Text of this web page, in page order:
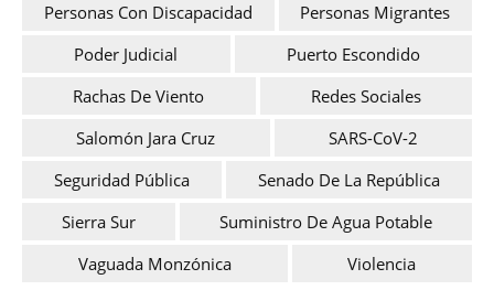
Personas Con Discapacidad
Personas Migrantes
Poder Judicial
Puerto Escondido
Rachas De Viento
Redes Sociales
Salomón Jara Cruz
SARS-CoV-2
Seguridad Pública
Senado De La República
Sierra Sur
Suministro De Agua Potable
Vaguada Monzónica
Violencia